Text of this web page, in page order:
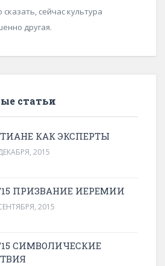
сказать, сейчас культура
другая.
статьи
КАК ЭКСПЕРТЫ
2015
ПРИЗВАНИЕ ИЕРЕМИИ
2015
СИМВОЛИЧЕСКИЕ